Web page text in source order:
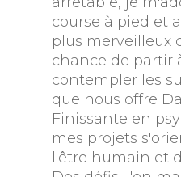
course à pied et
plus merveilleux
chance de partir
contempler les
que nous offre
Finissante en
mes projets
l'être humain et